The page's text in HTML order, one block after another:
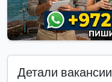
Детали вакансии